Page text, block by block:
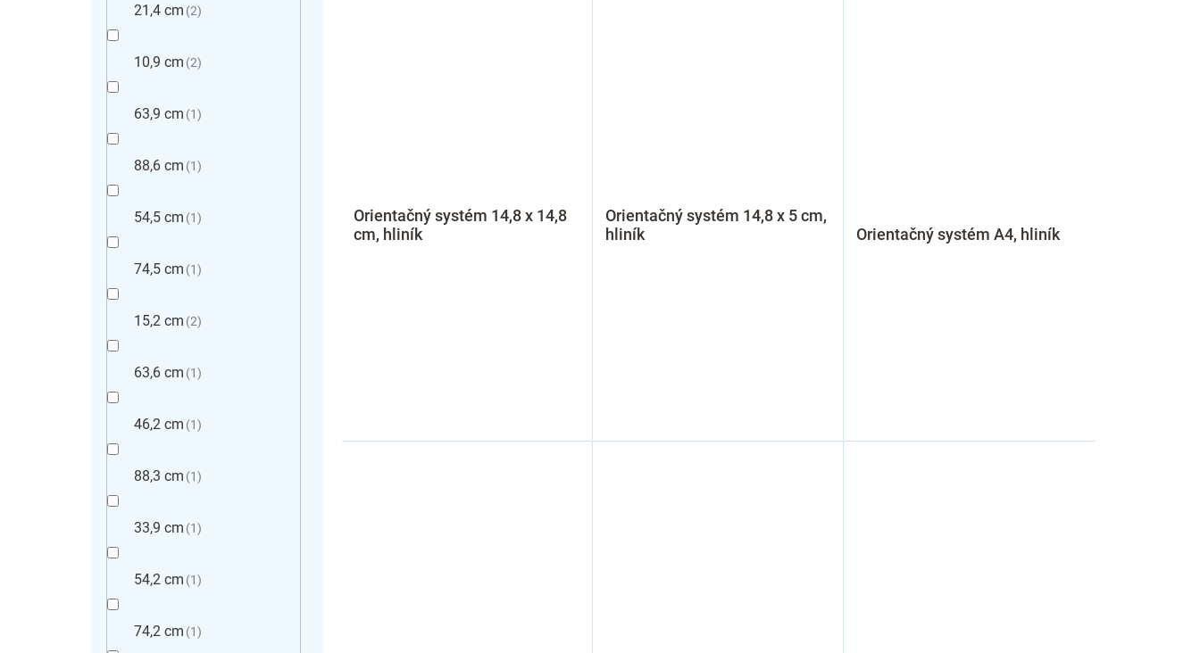
21,4 cm 2
10,9 cm 2
63,9 cm 1
88,6 cm 1
54,5 cm 1
74,5 cm 1
15,2 cm 2
63,6 cm 1
46,2 cm 1
88,3 cm 1
33,9 cm 1
54,2 cm 1
74,2 cm 1
Orientačný systém 14,8 x 14,8
cm, hliník
Orientačný systém 14,8 x 5 cm,
hliník
Orientačný systém A4, hliník